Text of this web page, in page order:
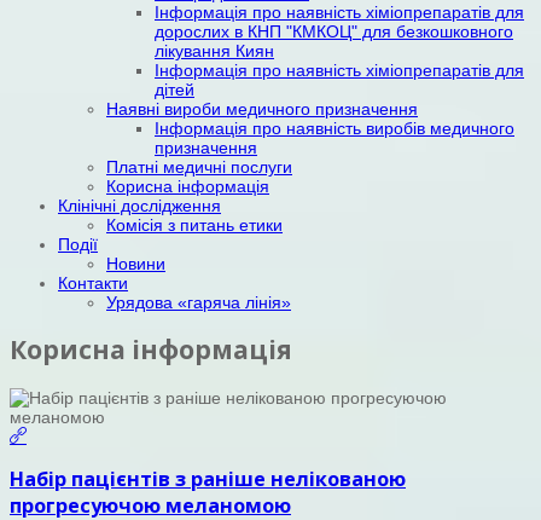
Інформація про наявність хіміопрепаратів для
дорослих в КНП "КМКОЦ" для безкошковного
лікування Киян
Інформація про наявність хіміопрепаратів для
дітей
Наявні вироби медичного призначення
Інформація про наявність виробів медичного
призначення
Платні медичні послуги
Корисна інформація
Клінічні дослідження
Комісія з питань етики
Події
Новини
Контакти
Урядова «гаряча лінія»
Корисна інформація
Набір пацієнтів з раніше нелікованою
прогресуючою меланомою